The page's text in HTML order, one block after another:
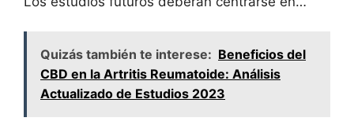
Quizás también te interese: Beneficios del
CBD en la Artritis Reumatoide: Análisis
Actualizado de Estudios 2023